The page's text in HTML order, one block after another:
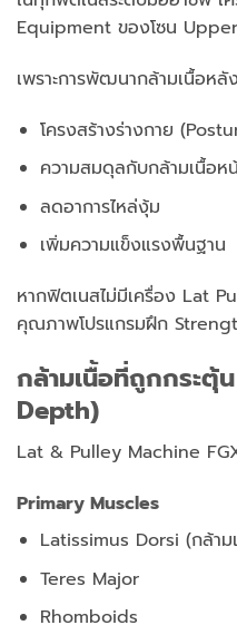
Equipment ของโซน
เพราะการพัฒนากล้ามเนื้อห
โครงสร้างร่างกาย
ความสมดุลกับกล้ามเนื้อห
ลดอาการไหล่งุ้ม
เพิ่มความแข็งแรงพื้นฐาน
หากฟิตเนสไม่มีเครื่อง Lat
คุณภาพโปรแกรมฝึก
กล้ามเนื้อที่ถูกกระ
Depth)
Lat & Pulley Machine
Primary Muscles
Latissimus Dorsi (กล้าม
Teres Major
Rhomboids